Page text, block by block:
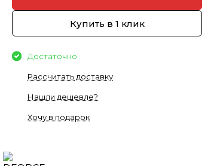
Купить в 1 клик
Достаточно
Рассчитать доставку
Нашли дешевле?
Хочу в подарок